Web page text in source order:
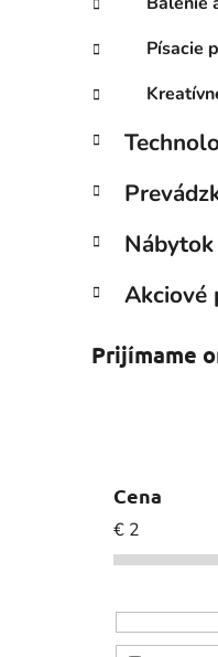
Písacie
Nábytok
Akciové
Prijímame
Cena
€ 2